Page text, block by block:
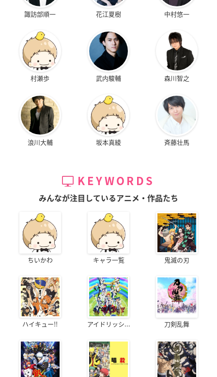
諏訪部順一 花江夏樹 中村悠一
村瀬歩 武内駿輔 森川智之
浪川大輔 坂本真綾 斉藤壮馬
KEYWORDS
みんなが注目しているアニメ・作品たち
ちいかわ キャラ一覧 鬼滅の刃
ハイキュー!! アイドリッシ... 刀剣乱舞